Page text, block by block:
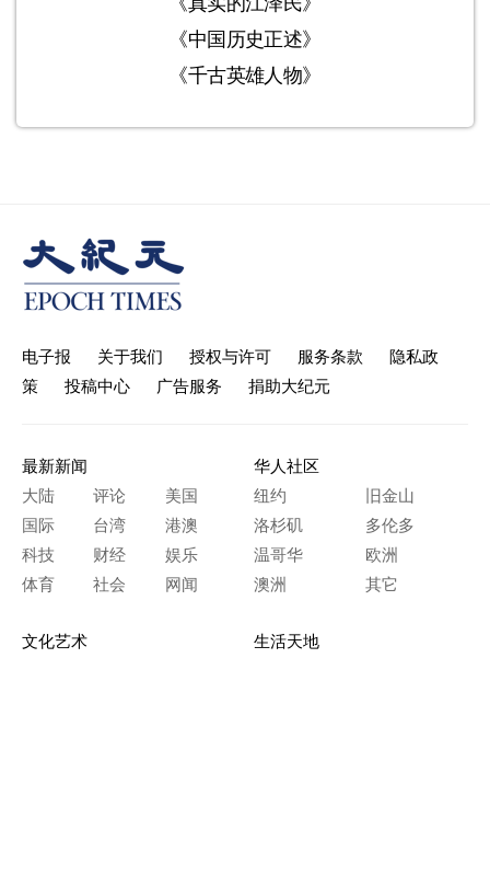
《中国历史正述》
《千古英雄人物》
电子报 关于我们 授权与许可 服务条款
隐私政
策
投稿中心 广告服务 捐助大纪元
最新新闻
大陆
评论
美国
国际
台湾
港澳
科技
财经
娱乐
体育
社会 网闻
华人社区
纽约
旧金山
洛杉矶
多伦多
温哥华
欧洲
澳洲
其它
文化艺术
生活天地